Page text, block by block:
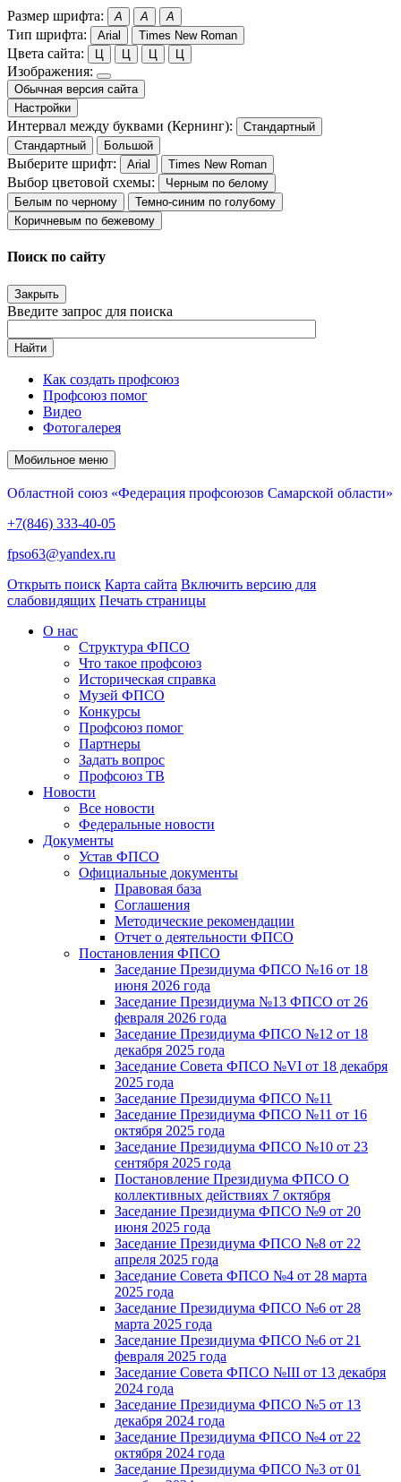
Размер шрифта: A A A
Тип шрифта: Arial Times New Roman
Цвета сайта: Ц Ц Ц Ц
Изображения:
Обычная версия сайта
Настройки
Интервал между буквами (Кернинг):
Стандартный
Стандартный
Большой
Выберите шрифт: Arial Times New Roman
Выбор цветовой схемы:
Черным по белому
Белым по черному
Темно-синим по голубому
Коричневым по бежевому
Поиск по сайту
Закрыть
Введите запрос для поиска
Найти
Как создать профсоюз
Профсоюз помог
Видео
Фотогалерея
Мобильное меню
Областной союз «Федерация профсоюзов Самарской области»
+7(846) 333-40-05
fpso63@yandex.ru
Открыть поиск Карта сайта Включить версию для
слабовидящих Печать страницы
О нас
Структура ФПСО
Что такое профсоюз
Историческая справка
Музей ФПСО
Конкурсы
Профсоюз помог
Партнеры
Задать вопрос
Профсоюз ТВ
Новости
Все новости
Федеральные новости
Документы
Устав ФПСО
Официальные документы
Правовая база
Соглашения
Методические рекомендации
Отчет о деятельности ФПСО
Постановления ФПСО
Заседание Президиума ФПСО №16 от 18
июня 2026 года
Заседание Президиума №13 ФПСО от 26
февраля 2026 года
Заседание Президиума ФПСО №12 от 18
декабря 2025 года
Заседание Совета ФПСО №VI от 18 декабря
2025 года
Заседание Президиума ФПСО №11
Заседание Президиума ФПСО №11 от 16
октября 2025 года
Заседание Президиума ФПСО №10 от 23
сентября 2025 года
Постановление Президиума ФПСО О
коллективных действиях 7 октября
Заседание Президиума ФПСО №9 от 20
июня 2025 года
Заседание Президиума ФПСО №8 от 22
апреля 2025 года
Заседание Совета ФПСО №4 от 28 марта
2025 года
Заседание Президиума ФПСО №6 от 28
марта 2025 года
Заседание Президиума ФПСО №6 от 21
февраля 2025 года
Заседание Совета ФПСО №III от 13 декабря
2024 года
Заседание Президиума ФПСО №5 от 13
декабря 2024 года
Заседание Президиума ФПСО №4 от 22
октября 2024 года
Заседание Президиума ФПСО №3 от 01